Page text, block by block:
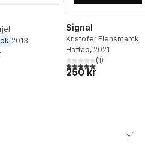
2013
Signal
Kristofer Flensmarck
Häftad, 2021
5,0utav 5 stjärnor.
(1)
250 kr